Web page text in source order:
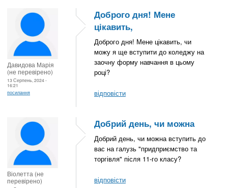
Давидова Марія
(не перевірено)
13 Серпень, 2024 -
16:21
посилання
Доброго дня! Мене
цікавить,
Доброго дня! Мене цікавить, чи
можу я ще вступити до коледжу на
заочну форму навчання в цьому
році?
відповісти
Віолетта (не
перевірено)
Добрий день, чи можна
Добрий день, чи можна вступить до
вас на галузь "придприємство та
торгівля" після 11-го класу?
відповісти